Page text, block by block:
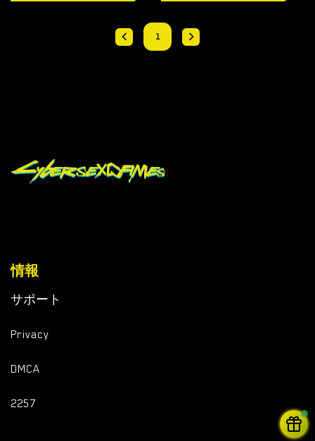
1
情報
サポート
Privacy
DMCA
2257